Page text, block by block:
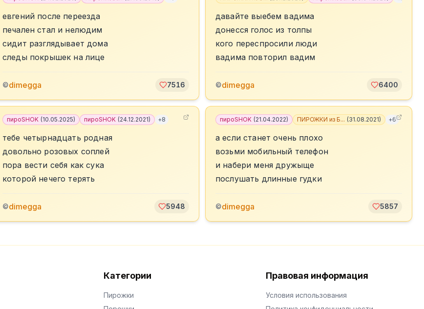
евгений после переезда
печален стал и нелюдим
сидит разглядывает дома
следы покрышек на лице
©dimegga 7516
давайте выебем вадима
донесся голос из толпы
кого переспросили люди
вадима повторил вадим
©dimegga 6400
пироSHOK (10.05.2025) пироSHOK (24.12.2021) +8
тебе четырнадцать родная
довольно розовых соплей
пора вести себя как сука
которой нечего терять
©dimegga 5948
пироSHOK (21.04.2022) ПИРОЖКИ из Б... (31.08.2021) +6
а если станет очень плохо
возьми мобильный телефон
и набери меня дружыще
послушать длинные гудки
©dimegga 5857
Категории
Пирожки
Правовая информация
Условия использования